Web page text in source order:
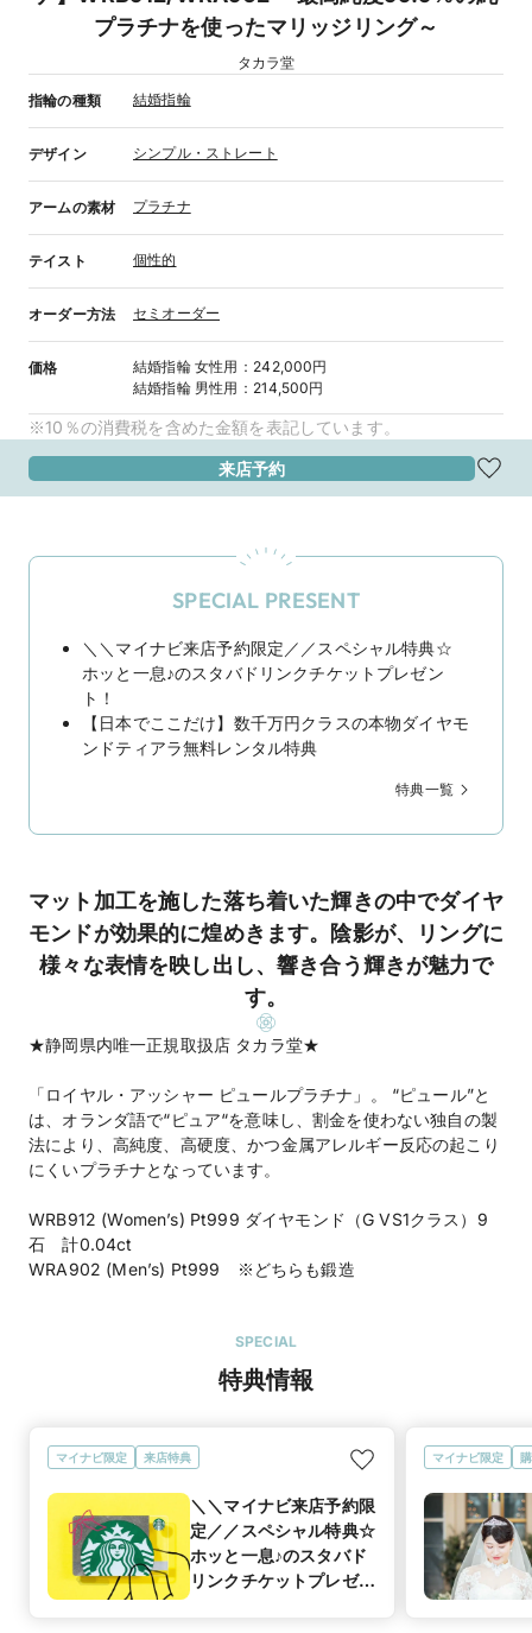
プラチナを使ったマリッジリング～
タカラ堂
指輪の種類 結婚指輪
デザイン シンプル・ストレート
アームの素材 プラチナ
テイスト 個性的
オーダー方法 セミオーダー
価格 結婚指輪 女性用 ： 242,000円
結婚指輪 男性用 ： 214,500円
※10％の消費税を含めた金額を表記しています。
来店予約
SPECIAL PRESENT
＼＼マイナビ来店予約限定／／スペシャル特典☆
ホッと一息♪のスタバドリンクチケットプレゼン
ト！
【日本でここだけ】数千万円クラスの本物ダイヤモ
ンドティアラ無料レンタル特典
特典一覧
マット加工を施した落ち着いた輝きの中でダイヤ
モンドが効果的に煌めきます。陰影が、リングに
様々な表情を映し出し、響き合う輝きが魅力で
す。
★静岡県内唯一正規取扱店 タカラ堂★
「ロイヤル・アッシャー ピュールプラチナ」。 “ピュール”と
は、オランダ語で“ピュア“を意味し、割金を使わない独自の製
法により、高純度、高硬度、かつ金属アレルギー反応の起こり
にくいプラチナとなっています。
WRB912 (Women’s) Pt999 ダイヤモンド（G VS1クラス）9
石 計0.04ct
WRA902 (Men’s) Pt999 ※どちらも鍛造
SPECIAL
特典情報
マイナビ限定 来店特典
＼＼マイナビ来店予約限
定／／スペシャル特典☆
ホッと一息♪のスタバド
リンクチケットプレゼン
マイナビ限定